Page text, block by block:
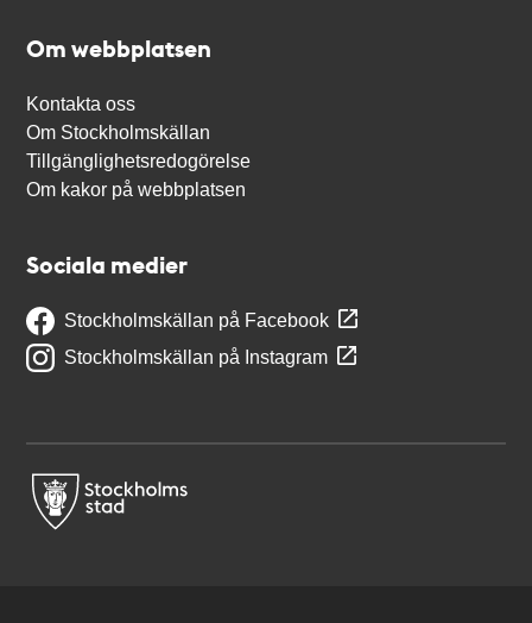
Om webbplatsen
Kontakta oss
Om Stockholmskällan
Tillgänglighetsredogörelse
Om kakor på webbplatsen
Sociala medier
Stockholmskällan på Facebook
Stockholmskällan på Instagram